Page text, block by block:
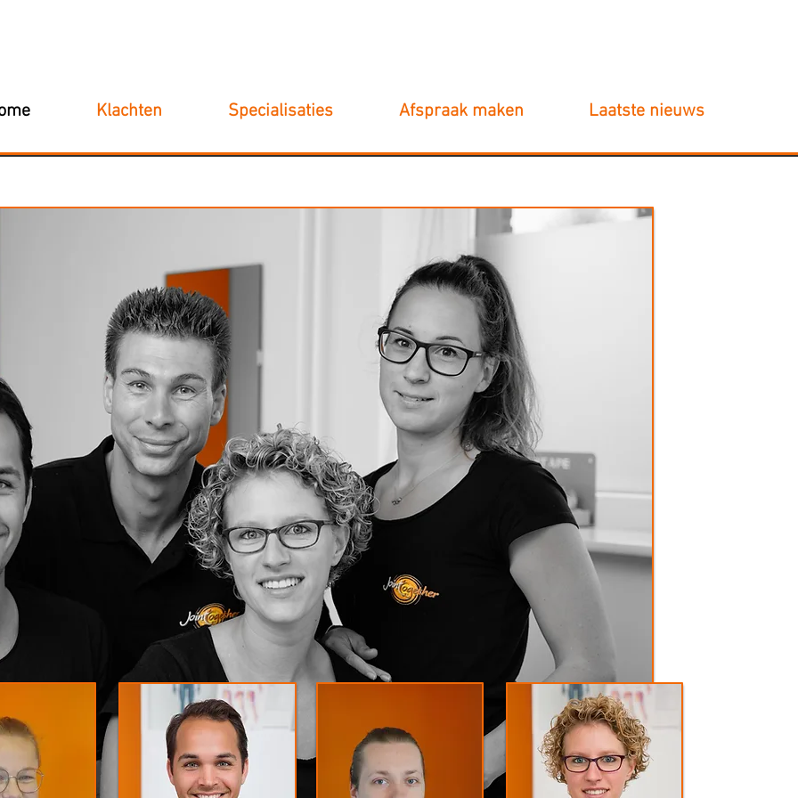
Klachten Specialisaties Afspraak maken Laatste nieuws